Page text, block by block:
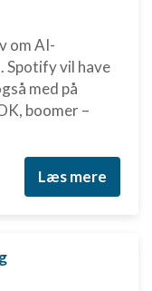
om AI-
Spotify vil have
med på
boomer –
Læs mere